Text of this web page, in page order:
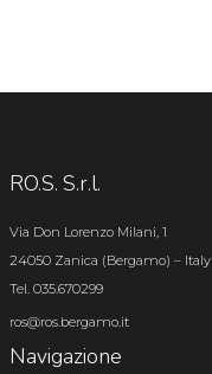
RO.S. S.r.l.
Via Don Lorenzo Milani, 1
24050 Zanica (Bergamo) – Italy
Tel. 035.670299
ros@ros.bergamo.it
Navigazione